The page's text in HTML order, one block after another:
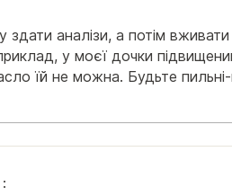
здати аналізи, а потім вживати
у моєї дочки підвищений
їй не можна. Будьте пильні-
: